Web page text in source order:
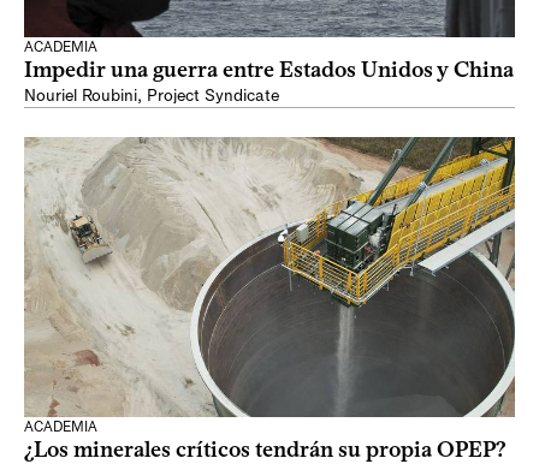
ACADEMIA
Impedir una guerra entre Estados Unidos y China
Nouriel Roubini, Project Syndicate
ACADEMIA
¿Los minerales críticos tendrán su propia OPEP?